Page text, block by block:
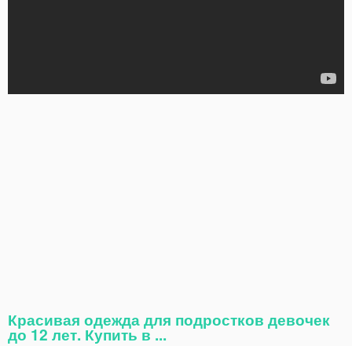
Красивая одежда для подростков девочек
до 12 лет. Купить в ...